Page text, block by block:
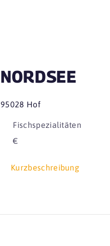
NORDSEE
95028 Hof
Fischspezialitäten
€
Kurzbeschreibung